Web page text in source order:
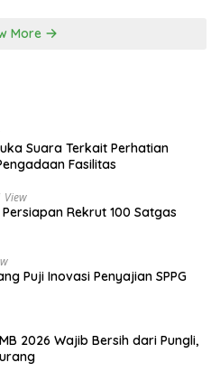
More
Suara Terkait Perhatian
Fasilitas
View
Rekrut 100 Satgas
Puji Inovasi Penyajian SPPG
2026 Wajib Bersih dari Pungli,